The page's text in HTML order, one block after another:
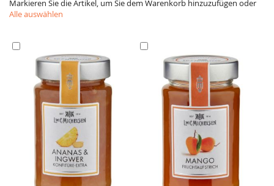
Markieren Sie die Artikel, um Sie dem Warenkorb hinzuzufügen oder
Alle auswählen
Warenkorb
Warenkorb